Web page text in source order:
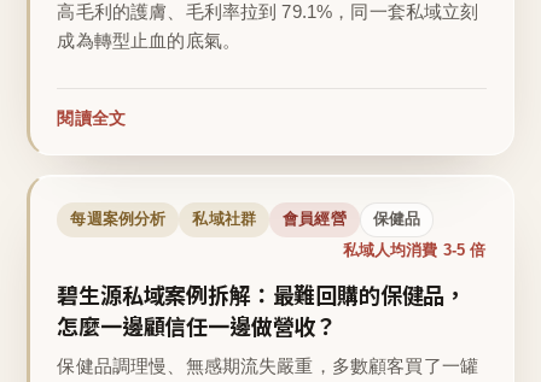
高毛利的護膚、毛利率拉到 79.1%，同一套私域立刻
成為轉型止血的底氣。
閱讀全文
每週案例分析 私域社群 會員經營 保健品
私域人均消費 3-5 倍
碧生源私域案例拆解：最難回購的保健品，
怎麼一邊顧信任一邊做營收？
保健品調理慢、無感期流失嚴重，多數顧客買了一罐